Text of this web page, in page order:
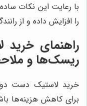
با رعایت این نکات
را افزایش داده و از
راهنمای
ریسک‌ها و
خرید لاستیک دست
برای کاهش هزینه‌ها